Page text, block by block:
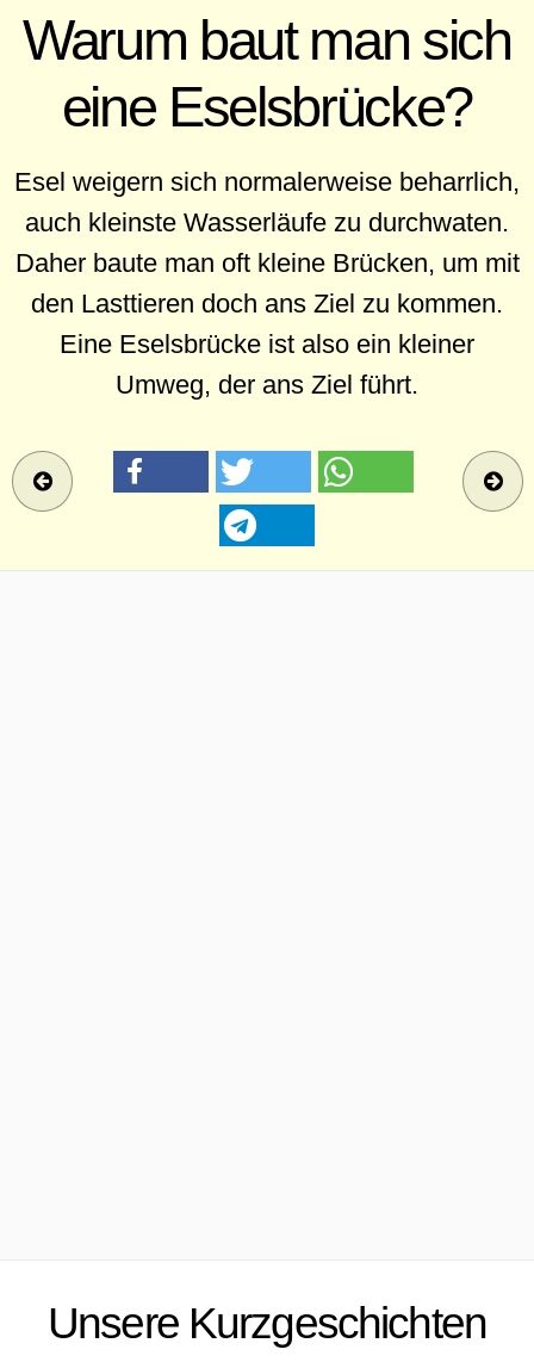
Warum baut man sich
eine Eselsbrücke?
Esel weigern sich normalerweise beharrlich,
auch kleinste Wasserläufe zu durchwaten.
Daher baute man oft kleine Brücken, um mit
den Lasttieren doch ans Ziel zu kommen.
Eine Eselsbrücke ist also ein kleiner
Umweg, der ans Ziel führt.
Unsere Kurzgeschichten